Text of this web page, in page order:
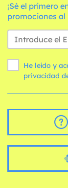
¡Sé el primero
promociones
He leído y
privacidad